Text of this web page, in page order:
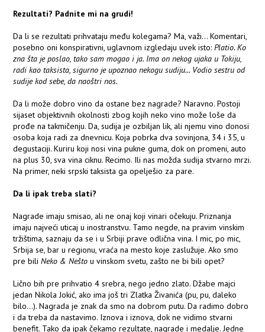
Rezultati? Padnite mi na grudi!
Da li se rezultati prihvataju među kolegama? Ma, važi... Komentari,
posebno oni konspirativni, uglavnom izgledaju uvek isto:Platio. Ko
zna šta je poslao, tako sam mogao i ja. Ima on nekog ujaka u Tokiju,
radi kao taksista, sigurno je upoznao nekogu sudiju... Vodio sestru od
sudije kod sebe, da naoštri nos.
Da li može dobro vino da ostane bez nagrade? Naravno. Postoji
sijaset objektivnih okolnosti zbog kojih neko vino može loše da
prođe na takmičenju. Da, sudija je ozbiljan lik, ali njemu vino donosi
osoba koja radi za dnevnicu. Koja pobrka dva sovinjona, 34 i 35, u
degustaciji. Kuriru koji nosi vina pukne guma, dok on promeni, auto
na plus 30, sva vina ciknu. Recimo. Ili nas možda sudija stvarno mrzi.
Na primer, neki srpski taksista ga opelješio za pare.
Da li ipak treba slati?
Nagrade imaju smisao, ali ne onaj koji vinari očekuju. Priznanja
imaju najveći uticaj u inostranstvu. Tamo negde, na pravim vinskim
tržištima, saznaju da se i u Srbiji prave odlična vina. I mic, po mic,
Srbija se, bar u regionu, vraća na mesto koje zaslužuje. Ako smo
pre biliNeko & Nešto u vinskom svetu, zašto ne bi bili opet?
Lično bih pre prihvatio 4 srebra, nego jedno zlato. Džabe majci
jedan Nikola Jokić, ako ima još tri Zlatka Živanića (pu, pu, daleko
bilo...). Nagrada je znak da smo na dobrom putu. Da radimo dobro
i da treba da nastavimo. Iznova i iznova, dok ne vidimo stvarni
benefit. Tako da ipak čekamo rezultate, nagrade i medalje. Jedne